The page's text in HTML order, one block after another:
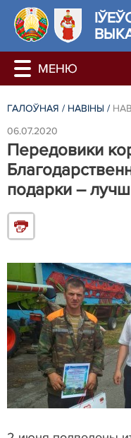
ГАЛОЎНАЯ / НАВIНЫ /
06.07.2020
Передовики
подарки –